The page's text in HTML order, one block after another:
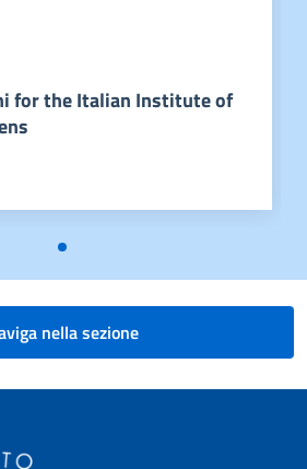
for the Italian Institute of
nella sezione